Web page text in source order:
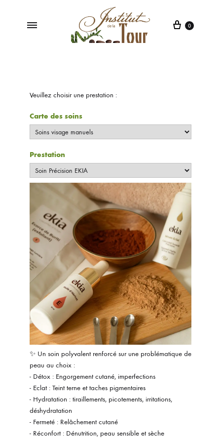
Poleymieux
Mont
d'Or
0
Veuillez choisir une prestation :
Carte des soins
Prestation
✨ Un soin polyvalent renforcé sur une problématique de
peau au choix :
- Détox : Engorgement cutané, imperfections
- Eclat : Teint terne et taches pigmentaires
- Hydratation : tiraillements, picotements, irritations,
déshydratation
- Fermeté : Relâchement cutané
- Réconfort : Dénutrition, peau sensible et sèche